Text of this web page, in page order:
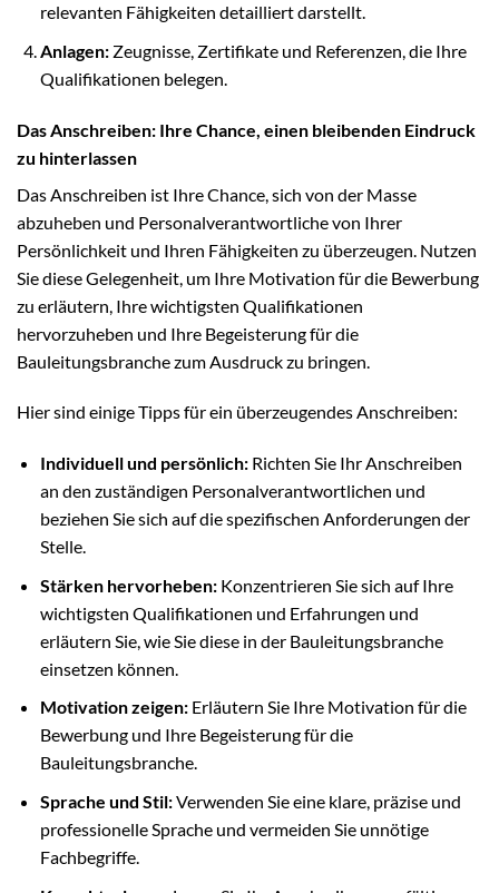
relevanten Fähigkeiten detailliert darstellt.
Anlagen:Zeugnisse, Zertifikate und Referenzen, die Ihre
Qualifikationen belegen.
Das Anschreiben: Ihre Chance, einen bleibenden Eindruck
zu hinterlassen
Das Anschreiben ist Ihre Chance, sich von der Masse
abzuheben und Personalverantwortliche von Ihrer
Persönlichkeit und Ihren Fähigkeiten zu überzeugen. Nutzen
Sie diese Gelegenheit, um Ihre Motivation für die Bewerbung
zu erläutern, Ihre wichtigsten Qualifikationen
hervorzuheben und Ihre Begeisterung für die
Bauleitungsbranche zum Ausdruck zu bringen.
Hier sind einige Tipps für ein überzeugendes Anschreiben:
Individuell und persönlich:Richten Sie Ihr Anschreiben
an den zuständigen Personalverantwortlichen und
beziehen Sie sich auf die spezifischen Anforderungen der
Stelle.
Stärken hervorheben:Konzentrieren Sie sich auf Ihre
wichtigsten Qualifikationen und Erfahrungen und
erläutern Sie, wie Sie diese in der Bauleitungsbranche
einsetzen können.
Motivation zeigen:Erläutern Sie Ihre Motivation für die
Bewerbung und Ihre Begeisterung für die
Bauleitungsbranche.
Sprache und Stil:Verwenden Sie eine klare, präzise und
professionelle Sprache und vermeiden Sie unnötige
Fachbegriffe.